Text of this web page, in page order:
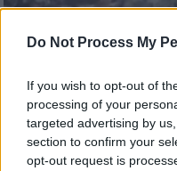
Do Not Process My
If you wish to opt-out of
processing of your
targeted advertising by
section to confirm your
opt-out request is